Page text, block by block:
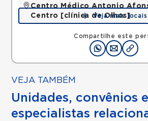
Compartilhe este
Centro Médico Antonio
Centro [clínica de Olhos]
Rua Quinze de Novembro, Centro,
Mapa
Veja mais locais
VEJA TAMBÉM
Unidades, convênios e
especialistas